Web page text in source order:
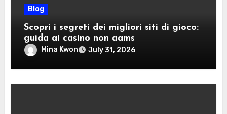
Blog
Scopri i segreti dei migliori siti di gioco:
guida ai casino non aams
Mina Kwon July 31, 2026